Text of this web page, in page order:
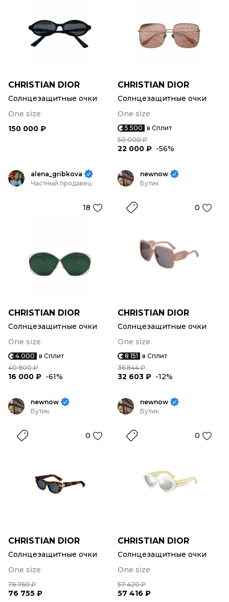
CHRISTIAN DIOR
Солнцезащитные очки
One size
150 000 ₽
CHRISTIAN DIOR
Солнцезащитные очки
One size
5 500 в Сплит
50 000 ₽
22 000 ₽ -56%
alena_gribkova
Частный продавец
18
CHRISTIAN DIOR
Солнцезащитные очки
One size
4 000 в Сплит
40 900 ₽
16 000 ₽ -61%
newnow
Бутик
0
CHRISTIAN DIOR
Солнцезащитные очки
One size
8 151 в Сплит
36 844 ₽
32 603 ₽ -12%
newnow
Бутик
0
CHRISTIAN DIOR
Солнцезащитные очки
One size
76 760 ₽
76 755 ₽
newnow
Бутик
0
CHRISTIAN DIOR
Солнцезащитные очки
One size
57 420 ₽
57 416 ₽